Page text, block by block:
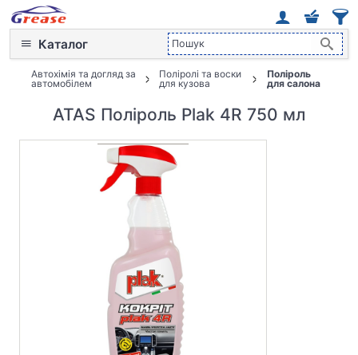
Каталог
Автохімія та догляд за
автомобілем
Поліролі та воски
для кузова
Поліроль
для салона
ATAS Поліроль Plak 4R 750 мл